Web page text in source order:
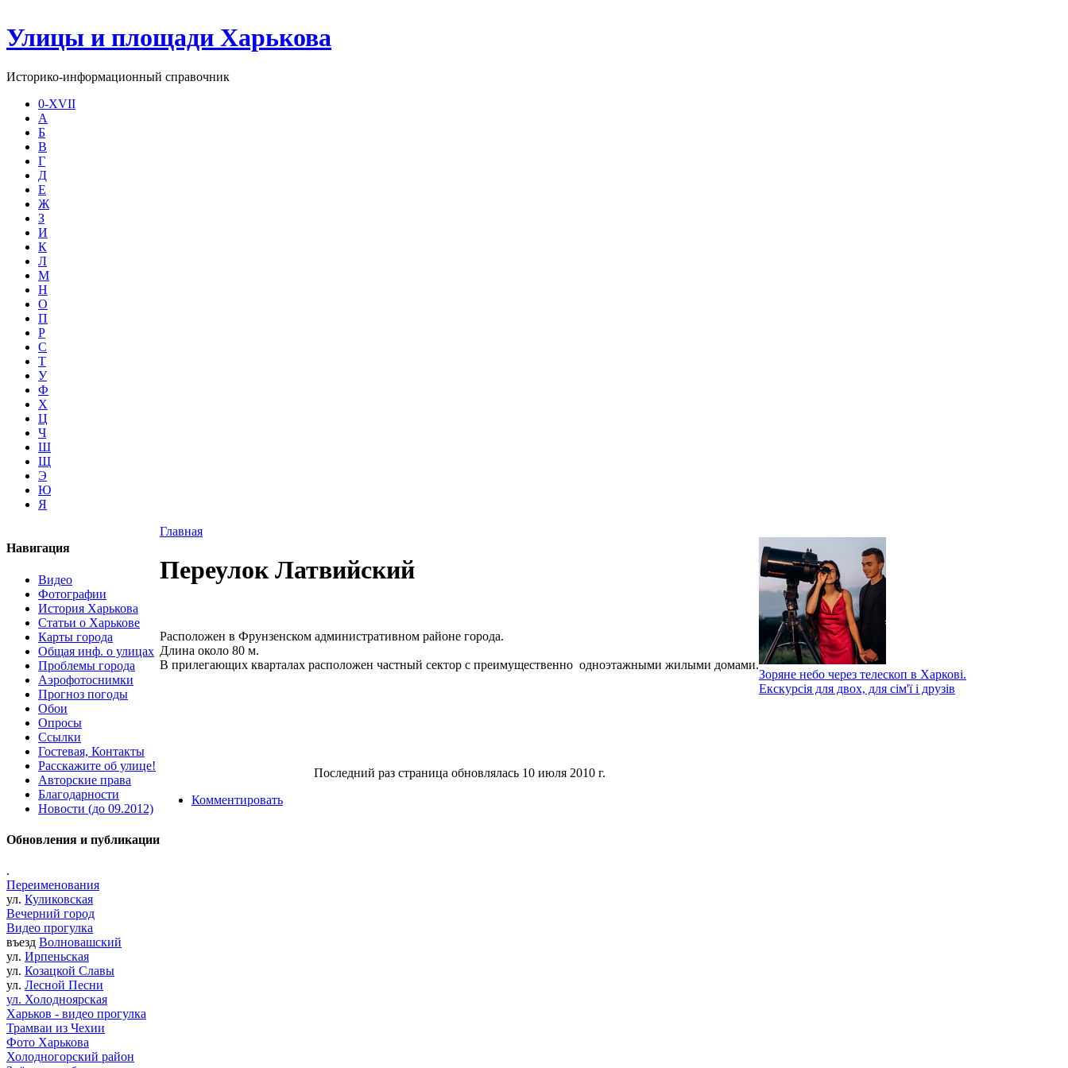
Улицы и площади Харькова
Историко-информационный справочник
0-XVII
А
Б
В
Г
Д
Е
Ж
З
И
К
Л
М
Н
О
П
Р
С
Т
У
Ф
Х
Ц
Ч
Ш
Щ
Э
Ю
Я
Навигация
Видео
Фотографии
История Харькова
Статьи о Харькове
Карты города
Общая инф. о улицах
Проблемы города
Аэрофотоснимки
Прогноз погоды
Обои
Опросы
Ссылки
Гостевая, Контакты
Расскажите об улице!
Авторские права
Благодарности
Новости (до 09.2012)
Обновления и публикации
.
Переименования
ул. Куликовская
Вечерний город
Видео прогулка
въезд Волновашский
ул. Ирпеньская
ул. Козацкой Славы
ул. Лесной Песни
ул. Холодноярская
Харьков - видео прогулка
Трамваи из Чехии
Фото Харькова
Холодногорский район
Главная
Переулок Латвийский
Расположен в Фрунзенском административном районе города.
Длина около 80 м.
В прилегающих кварталах расположен частный сектор с преимущественно одноэтажными жилыми домами.
Последний раз страница обновлялась 10 июля 2010 г.
Комментировать
Зоряне небо через телескоп в Харкові.
Екскурсія для двох, для сім'ї і друзів